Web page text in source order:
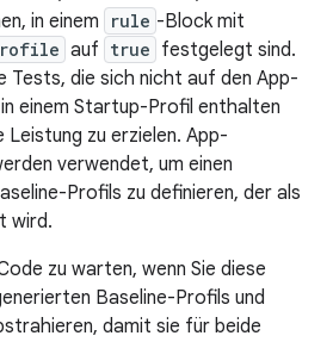
in einem
rule -Block mit
auf true festgelegt sind.
Tests, die sich nicht auf den App-
einem Startup-Profil enthalten
Leistung zu erzielen. App-
verwendet, um einen
Profils zu definieren, der als
wird.
zu warten, wenn Sie diese
Baseline-Profils und
damit sie für beide